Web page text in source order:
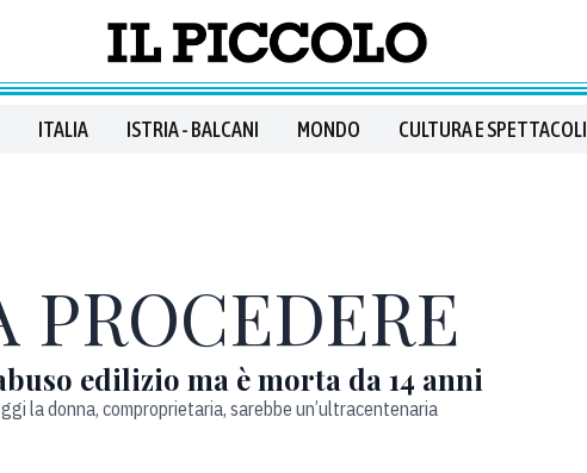
ITALIA ISTRIA - BALCANI MONDO CULTURA E SPETTACOLI
PROCEDERE
edilizio ma è morta da 14 anni
la donna, comproprietaria, sarebbe un’ultracentenaria